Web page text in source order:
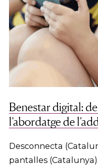
Benestar digital:
l’abordatge de
Desconnecta
pantalles